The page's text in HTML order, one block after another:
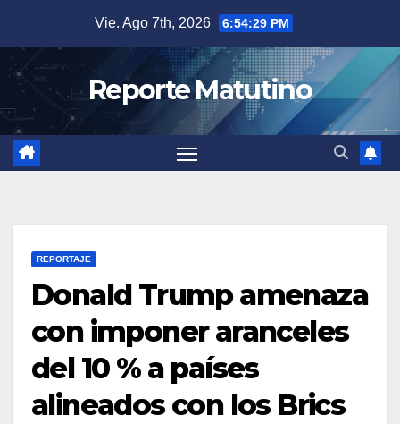
contenido
Vie. Ago 7th, 2026 6:54:30 PM
Reporte Matutino
REPORTAJE
Donald Trump amenaza
con imponer aranceles
del 10 % a países
alineados con los Brics